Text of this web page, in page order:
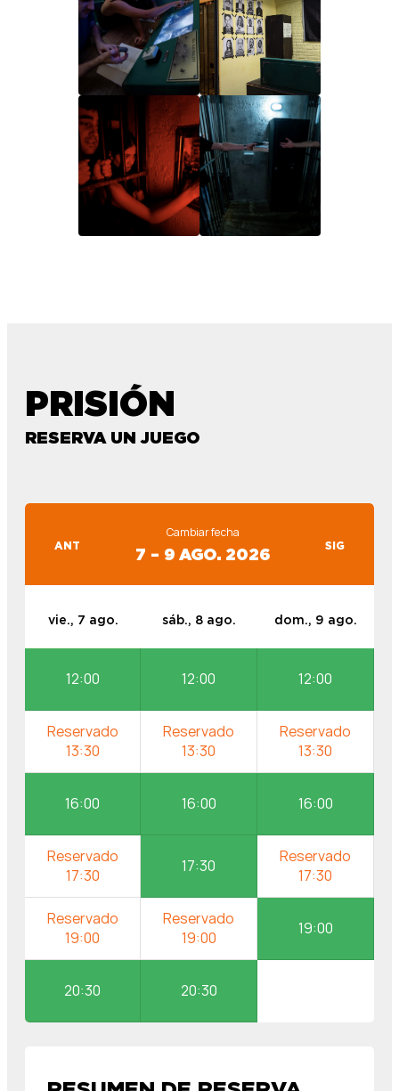
PRISIÓN
RESERVA UN JUEGO
ANT
Cambiar fecha
7 – 9 AGO. 2026 SIG
vie., 7 ago. sáb., 8 ago. dom., 9 ago.
12:00
16:00
20:30
12:00
16:00
17:30
20:30
12:00
16:00
19:00